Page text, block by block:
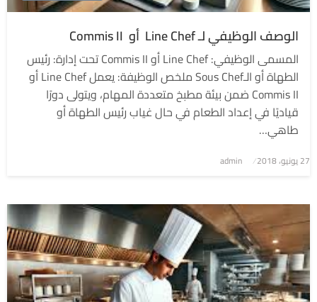
الوصف الوظيفي لـ Line Chef أو Commis II
المسمى الوظيفي: Line Chef أو Commis II تحت إدارة: رئيس
الطهاة أو الـSous Chef ملخص الوظيفة: يعمل Line Chef أو
Commis II ضمن بيئة مطبخ متعددة المهام، ويتولى دورًا
قياديًا في إعداد الطعام في حال غياب رئيس الطهاة أو
طاهي…
نُشر
27 يونيو، 2018 admin